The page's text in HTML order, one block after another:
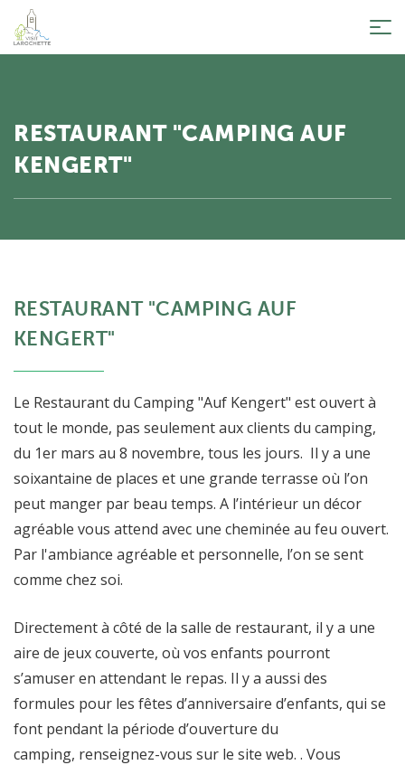
RESTAURANT "CAMPING AUF
KENGERT"
RESTAURANT "CAMPING AUF
KENGERT"
Le Restaurant du Camping "Auf Kengert" est ouvert à
tout le monde, pas seulement aux clients du camping,
du 1er mars au 8 novembre, tous les jours. Il y a une
soixantaine de places et une grande terrasse où l’on
peut manger par beau temps. A l’intérieur un décor
agréable vous attend avec une cheminée au feu ouvert.
Par l'ambiance agréable et personnelle, l’on se sent
comme chez soi.
Directement à côté de la salle de restaurant, il y a une
aire de jeux couverte, où vos enfants pourront
s’amuser en attendant le repas. Il y a aussi des
formules pour les fêtes d’anniversaire d’enfants, qui se
font pendant la période d’ouverture du
camping, renseignez-vous sur le site web. . Vous